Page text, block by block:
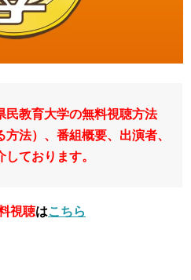
民教育大学の無料視聴方法
方法）、番組概要、出演者、
ております。
視聴はこちら